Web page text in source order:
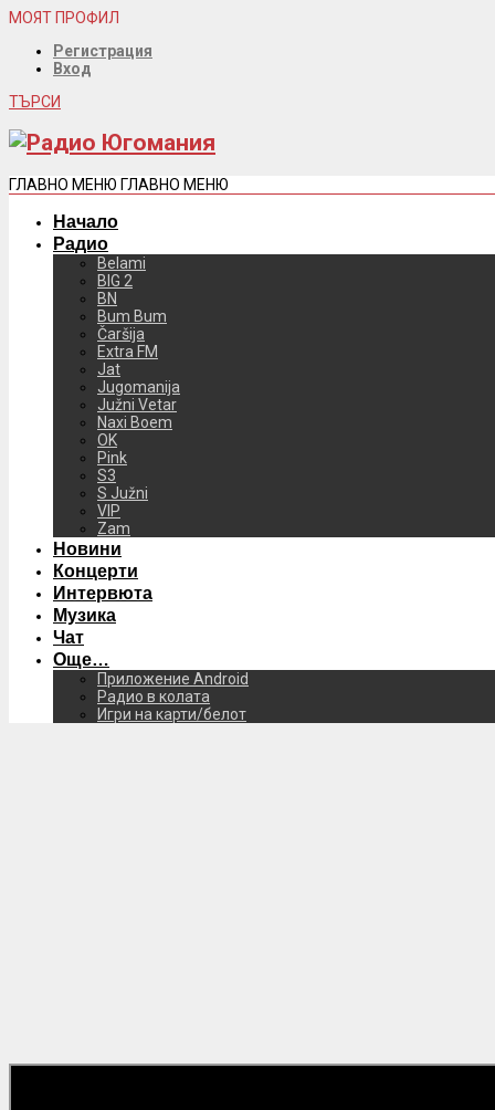
МОЯТ ПРОФИЛ
Регистрация
Вход
ТЪРСИ
ГЛАВНО МЕНЮ ГЛАВНО МЕНЮ
Начало
Радио
Belami
BIG 2
BN
Bum Bum
Čaršija
Extra FM
Jat
Jugomanija
Južni Vetar
Naxi Boem
OK
Pink
S3
S Južni
VIP
Zam
Новини
Концерти
Интервюта
Музика
Чат
Още…
Приложение Android
Радио в колата
Игри на карти/белот